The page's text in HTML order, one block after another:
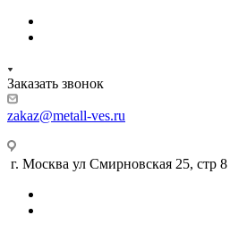
Заказать звонок
zakaz@metall-ves.ru
г. Москва ул Смирновская 25, стр 8